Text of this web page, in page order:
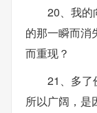
20、我的
的那一瞬而消
而重现？
21、多了
所以广阔，是